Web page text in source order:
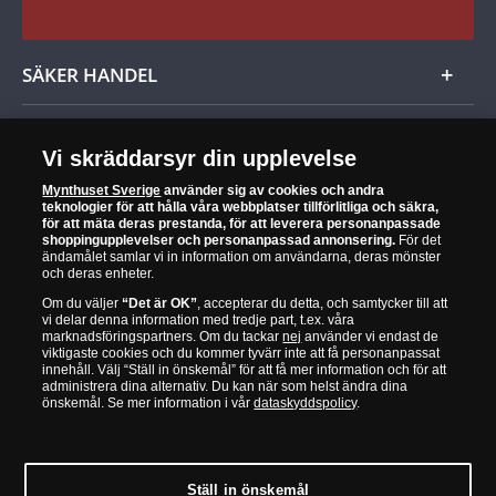
till höger KR. Omskrift SVENSKA FOLKETS
LAGBUNDNA FRIHET - 6 JUNI/1809
5-kronors silvermynt, Gustav VI Adolf 80 år
Utgivningsår 1962, 34 mm i diameter, vikt 18
gram
Åtsidan visar kungens porträtt i profil.
Omskrift GUSTAF·VI·ADOLF·SVERIGES·KONUNG
- 1882·11·XI·1962
Frånsidan visar Pallas Athena vid vars fötter
LITTERATUR·VETENSKAP·KONST
5-kronors silvermynt, Tvåkammarriksdagen 100
år
Utgivningsår 1966, 34 mm i diameter, vikt 18
Åtsidan visar kungens porträtt i profil.
SÄKER HANDEL
När du är nöjd är vi nöjda
30 dagars öppet köp
Alltid garanti för äkthet och kvalitet
Mynthuset är officiell distributör för Det Kungliga
Brittiska Myntverket, Det Statliga Franska Myntverket,
Folkerepubliken Kinas Nationalbank och mer än
20 andra myntverk och nationalbanker.
Vi skräddarsyr din upplevelse
Mynthuset Sverige använder sig av cookies och andra
teknologier för att hålla våra webbplatser tillförlitliga och säkra,
för att mäta deras prestanda, för att leverera personanpassade
shoppingupplevelser och personanpassad annonsering. För det
ändamålet samlar vi in information om användarna, deras mönster
och deras enheter.
Om du väljer“Det är OK”, accepterar du detta, och samtycker till att
vi delar denna information med tredje part, t.ex. våra
marknadsföringspartners. Om du tackarnej använder vi endast de
viktigaste cookies och du kommer tyvärr inte att få personanpassat
innehåll. Välj “Ställ in önskemål” för att få mer information och för att
administrera dina alternativ. Du kan när som helst ändra dina
önskemål. Se mer information i vårdataskyddspolicy.
Ställ in önskemål